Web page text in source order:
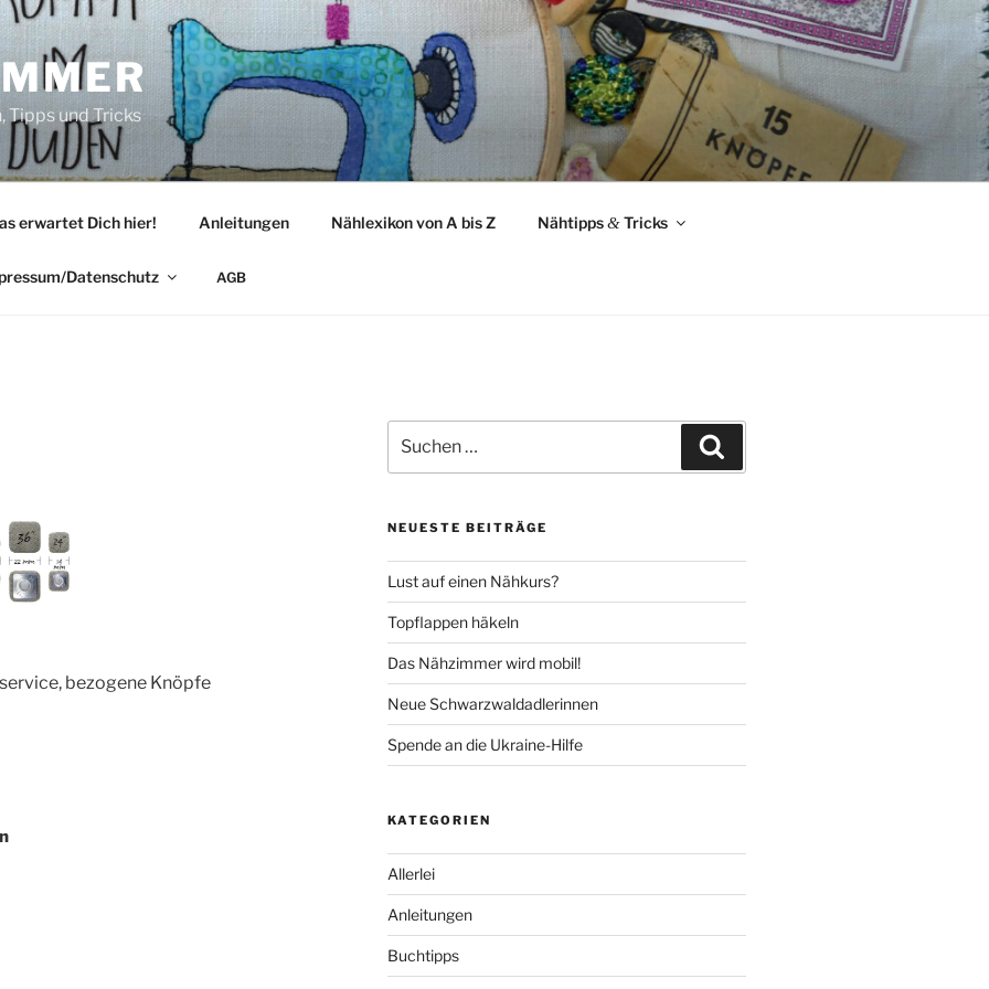
Tipps und Tricks
erwartet Dich hier! Anleitungen Nählexikon von A bis Z Nähtipps&Tricks
Datenschutz AGB
bezo­ge­ne Knöpfe
nach:
NEUESTE BEITRÄGE
Lust auf einen Nähkurs?
Topflappen häkeln
Das Nähzimmer wird mobil!
Neue Schwarzwaldadlerinnen
Spende an die Ukraine-Hilfe
KATEGORIEN
Allerlei
Anleitungen
Buchtipps